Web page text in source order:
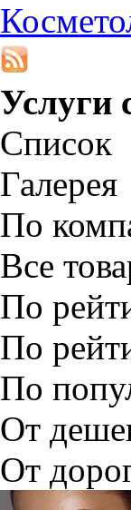
Услуги
Список
Галерея
По
Все
По
По
По
От
От